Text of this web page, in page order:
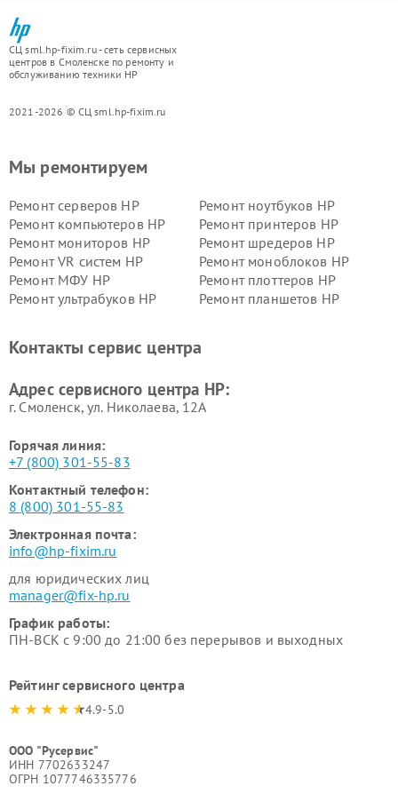
СЦ sml.hp-fixim.ru - сеть сервисных
центров в Смоленске по ремонту и
обслуживанию техники HP
2021-2026 © СЦ sml.hp-fixim.ru
Мы ремонтируем
Ремонт серверов HP
Ремонт ноутбуков HP
Ремонт компьютеров HP
Ремонт принтеров HP
Ремонт мониторов HP
Ремонт шредеров HP
Ремонт VR систем HP
Ремонт моноблоков HP
Ремонт МФУ HP
Ремонт плоттеров HP
Ремонт ультрабуков HP
Ремонт планшетов HP
Контакты сервис центра
Адрес сервисного центра HP:
г. Смоленск, ул. Николаева, 12А
Горячая линия:
+7 (800) 301-55-83
Контактный телефон:
8 (800) 301-55-83
Электронная почта:
info@hp-fixim.ru
для юридических лиц
manager@fix-hp.ru
График работы:
ПН-ВСК с 9:00 до 21:00 без перерывов и выходных
Рейтинг сервисного центра
4.9-5.0
ООО "Русервис"
ИНН 7702633247
ОГРН 1077746335776